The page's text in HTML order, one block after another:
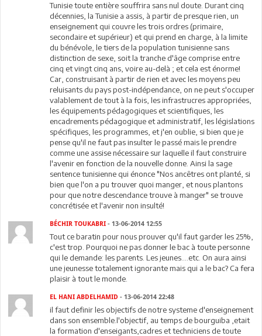
Tunisie toute entière souffrira sans nul doute. Durant cinq
décennies, la Tunisie a assis, à partir de presque rien, un
enseignement qui couvre les trois ordres (primaire,
secondaire et supérieur) et qui prend en charge, à la limite
du bénévole, le tiers de la population tunisienne sans
distinction de sexe, soit la tranche d'âge comprise entre
cinq et vingt cinq ans, voire au-delà ; et cela est énorme!
Car, construisant à partir de rien et avec les moyens peu
reluisants du pays post-indépendance, on ne peut s'occuper
valablement de tout à la fois, les infrastrucres appropriées,
les équipements pédagogiques et scientifiques, les
encadrements pédagogique et administratif, les législations
spécifiques, les programmes, et j'en oublie, si bien que je
pense qu'il ne faut pas insulter le passé mais le prendre
comme une assise nécessaire sur laquelle il faut construire
l'avenir en fonction de la nouvelle donne. Ainsi la sage
sentence tunisienne qui énonce "Nos ancêtres ont planté, si
bien que l'on a pu trouver quoi manger, et nous plantons
pour que notre descendance trouve à manger" se trouve
concrétisée et l'avenir non insulté!
BÉCHIR TOUKABRI - 13-06-2014 12:55
Tout ce baratin pour nous prouver qu'il faut garder les 25%,
c'est trop. Pourquoi ne pas donner le bac à toute personne
qui le demande: les parents. Les jeunes....etc. On aura ainsi
une jeunesse totalement ignorante mais qui a le bac? Ca fera
plaisir à tout le monde.
EL HANI ABDELHAMID - 13-06-2014 22:48
il faut definir les objectifs de notre systeme d'enseignement
dans son ensemble.l'objectif, au temps de bourguiba ,etait
la formation d'enseigants,cadres et techniciens de toute